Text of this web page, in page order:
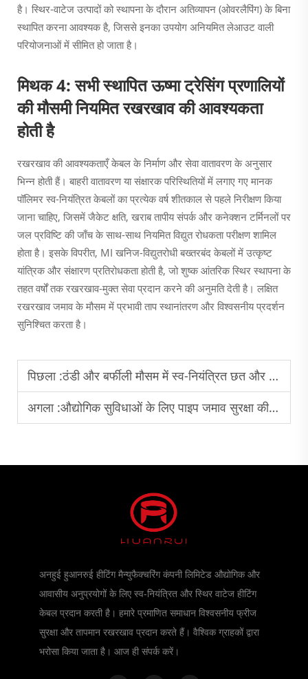
है। स्थिर-वाटेज उत्पादों को स्थापना के दौरान अतिव्यापन (ओवरलैपिंग) के बिना
स्थापित करना आवश्यक है, जिससे इनका उपयोग अनियमित लेआउट वाली
परियोजनाओं में सीमित हो जाता है।
मिथक 4: सभी स्थापित ऊष्मा ट्रेसिंग प्रणालियों
की मौसमी नियमित रखरखाव की आवश्यकता
होती है
रखरखाव की आवश्यकताएँ केबल के निर्माण और सेवा वातावरण के अनुसार
भिन्न होती हैं। बाहरी वातावरण या संक्षारक परिस्थितियों में लगाए गए मानक
पॉलिमर स्व-नियंत्रित केबलों का प्रत्येक वर्ष शीतकाल से पहले निरीक्षण किया
जाना चाहिए, जिसमें जैकेट क्षति, खराब तापीय संपर्क और कनेक्शन टर्मिनलों पर
जल प्रविष्टि की जाँच के साथ-साथ नियमित विद्युत रोधकता परीक्षण शामिल
होता है। इसके विपरीत, MI खनिज-विद्युतरोधी बख्तरबंद केबलों में उत्कृष्ट
यांत्रिक और संक्षारण प्रतिरोधकता होती है, जो शुष्क आंतरिक स्थिर स्थापना के
तहत वर्षों तक रखरखाव-मुक्त सेवा प्रदान करने की अनुमति देती है। लक्षित
रखरखाव जमाव के मौसम में प्रभावी ताप स्थानांतरण और विश्वसनीय प्रदर्शन
सुनिश्चित करता है।
पिछला :ठंडी और बर्फीली मौसम में स्व-नियंत्रित छत और नाली हीटिंग केबल्स की दक्षता
अगला :औद्योगिक सुविधाओं के लिए पाइप जमाव सुरक्षा की प्रारंभिक योजना बनाना क्यों आवश्यक है
अनहुई हुआनरुई हीटिंग मैन्युफैक्चरिंग कंपनी लिमिटेड औद्योगिक और
आवासीय अनुप्रयोगों के लिए स्व-नियंत्रित और स्थिर वाटेज हीटिंग
केबल प्रदान करती है। हमारे प्रमाणित समाधान विश्वसनीय फ्रीज
सुरक्षा और तापमान रखरखाव प्रदान करते हैं। वैश्विक ग्राहकों द्वारा
भरोसा किया जाता है। आज ही संपर्क करें।